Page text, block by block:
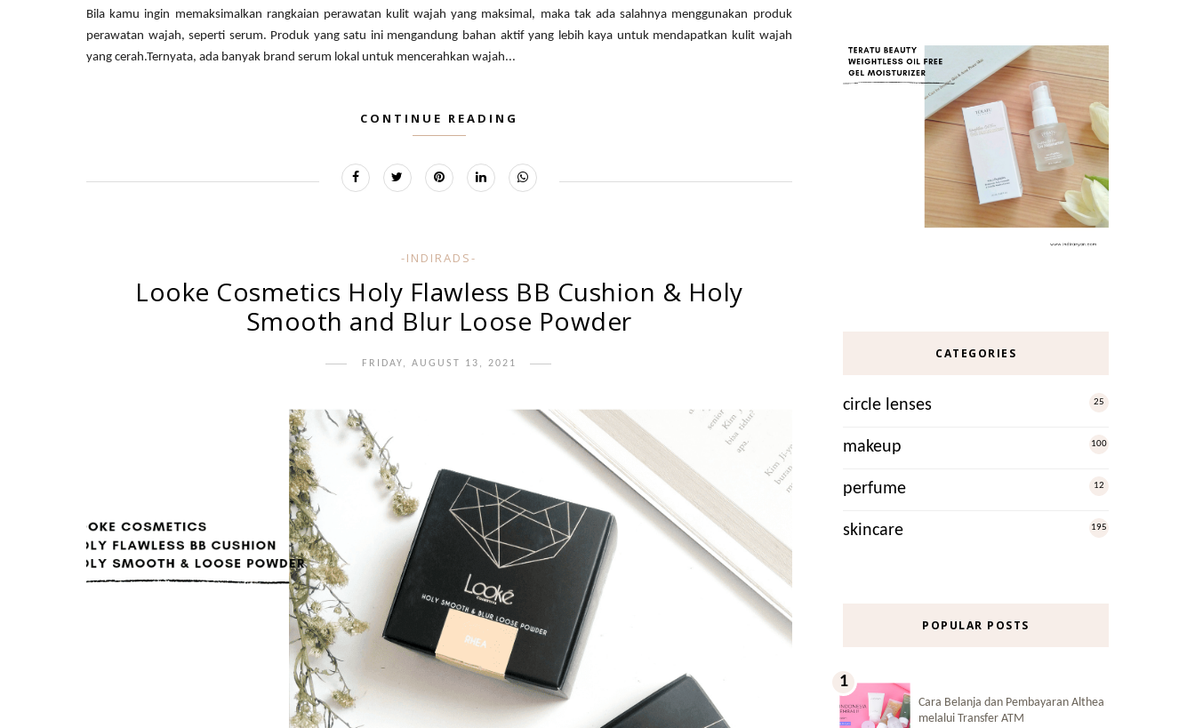
Bila kamu ingin memaksimalkan rangkaian perawatan kulit wajah yang maksimal, maka tak ada salahnya menggunakan produk
perawatan wajah, seperti serum. Produk yang satu ini mengandung bahan aktif yang lebih kaya untuk mendapatkan kulit wajah
yang cerah.Ternyata, ada banyak brand serum lokal untuk mencerahkan wajah...
CONTINUE READING
-INDIRADS-
Looke Cosmetics Holy Flawless BB Cushion & Holy
Smooth and Blur Loose Powder
FRIDAY, AUGUST 13, 2021
CATEGORIES
circle lenses 25
makeup 100
perfume 12
skincare 195
POPULAR POSTS
Cara Belanja dan Pembayaran Althea
melalui Transfer ATM